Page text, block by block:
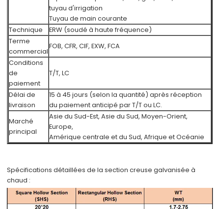
tuyau d'irrigation
Tuyau de main courante
Technique
ERW (soudé à haute fréquence)
Terme
commercial
FOB, CFR, CIF, EXW, FCA
Conditions
de
paiement
T/T, LC
Délai de
livraison
15 à 45 jours (selon la quantité) après réception
du paiement anticipé par T/T ou LC.
Marché
principal
Asie du Sud-Est, Asie du Sud, Moyen-Orient,
Europe,
Amérique centrale et du Sud, Afrique et Océanie
Spécifications détaillées de la section creuse galvanisée à
chaud :